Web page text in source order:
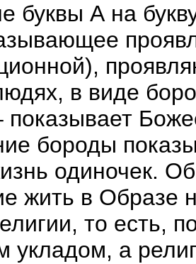
буквы А на
в виде
бороды
одиночек.
жить в Образе
то есть,
укладом, а